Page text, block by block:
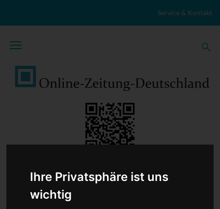
Ihre Privatsphäre ist uns
wichtig
Service & Kontakt
TopNews Politik Sport Wirtschaft
Firmennews
Gesellschaft
Kultur
Veranstaltungen